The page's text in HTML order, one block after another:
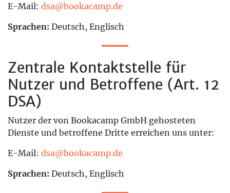
E-Mail: dsa@bookacamp.de
Sprachen: Deutsch, Englisch
Zentrale Kontaktstelle für
Nutzer und Betroffene (Art. 12
DSA)
Nutzer der von Bookacamp GmbH gehosteten
Dienste und betroffene Dritte erreichen uns unter:
E-Mail: dsa@bookacamp.de
Sprachen: Deutsch, Englisch